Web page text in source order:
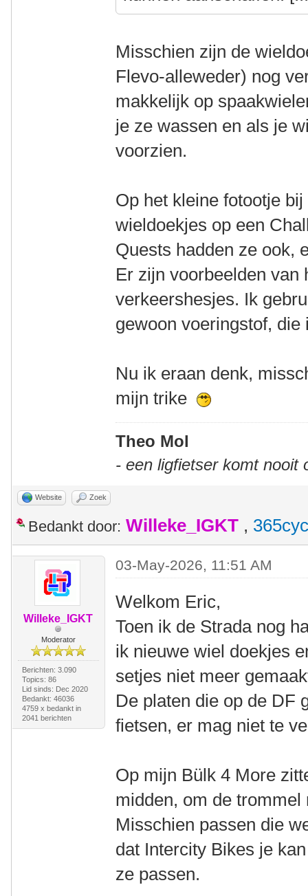
Misschien zijn de
Flevo-alleweder) nog
makkelijk op
je ze wassen en als je
voorzien.
Op het kleine fotootje
wieldoekjes op een
Quests hadden ze ook,
Er zijn voorbeelden van
verkeershesjes. Ik
gewoon voeringstof,
Nu ik eraan denk,
mijn trike
Theo Mol
- een ligfietser komt nooit
Website Zoek
Bedankt door: Willeke_IGKT ,
Willeke_IGKT
Moderator
Berichten: 3.090
Topics: 86
Lid sinds: Dec 2020
Bedankt: 46036
4759 x bedankt in
2041 berichten
03-May-2026, 11:51 AM
Welkom Eric,
Toen ik de Strada nog
ik nieuwe wiel doekjes
setjes niet meer
De platen die op de DF
fietsen, er mag niet te
Op mijn Bülk 4 More
midden, om de trommel
Misschien passen die
dat Intercity Bikes je
ze passen.